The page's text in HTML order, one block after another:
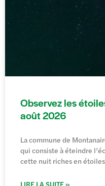
Observez les
août 2026
La commune de
qui consiste à éteindre
cette nuit riches en